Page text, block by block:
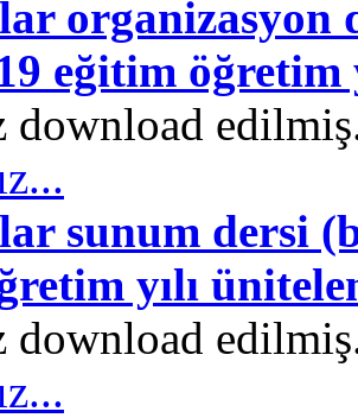
eğitim
download
sunum dersi
yılı
download